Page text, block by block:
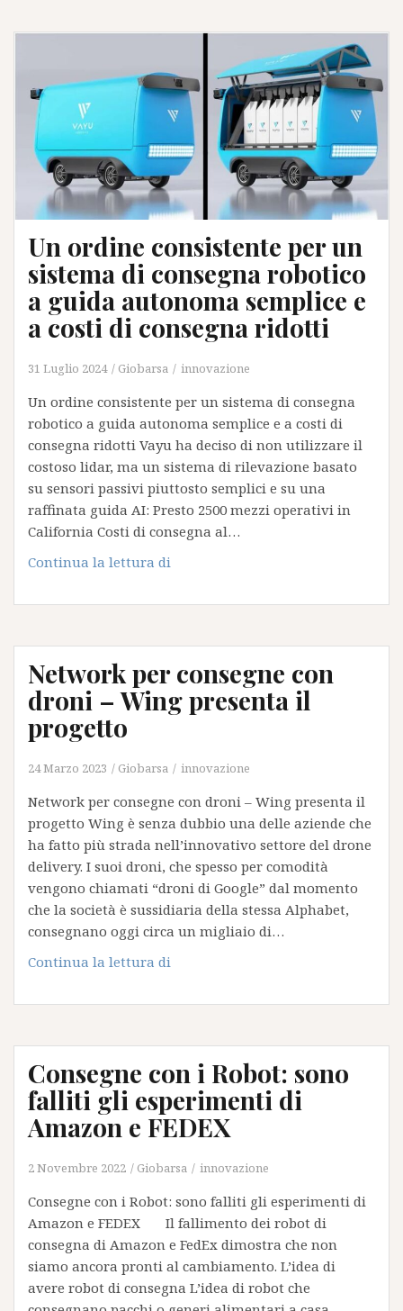
l’Abruzzo
la
strada
al
futuro
della
italiana
Un ordine consistente per un
sistema di consegna robotico
a guida autonoma semplice e
a costi di consegna ridotti
31 Luglio 2024 Giobarsa innovazione
Un ordine consistente per un sistema di consegna
robotico a guida autonoma semplice e a costi di
consegna ridotti Vayu ha deciso di non utilizzare il
costoso lidar, ma un sistema di rilevazione basato
su sensori passivi piuttosto semplici e su una
raffinata guida AI: Presto 2500 mezzi operativi in
California Costi di consegna al…
Continua la lettura di
consistente
un
sistema
consegna
guida
autonoma
semplice
e
a
costi
di
consegna
Network per consegne con
droni – Wing presenta il
progetto
24 Marzo 2023 Giobarsa innovazione
Network per consegne con droni – Wing presenta il
progetto Wing è senza dubbio una delle aziende che
ha fatto più strada nell’innovativo settore del drone
delivery. I suoi droni, che spesso per comodità
vengono chiamati “droni di Google” dal momento
che la società è sussidiaria della stessa Alphabet,
consegnano oggi circa un migliaio di…
Continua la lettura di
consegne
droni
–
Wing
presenta
il
Consegne con i Robot: sono
falliti gli esperimenti di
Amazon e FEDEX
2 Novembre 2022 Giobarsa innovazione
Consegne con i Robot: sono falliti gli esperimenti di
Amazon e FEDEX Il fallimento dei robot di
consegna di Amazon e FedEx dimostra che non
siamo ancora pronti al cambiamento. L’idea di
avere robot di consegna L’idea di robot che